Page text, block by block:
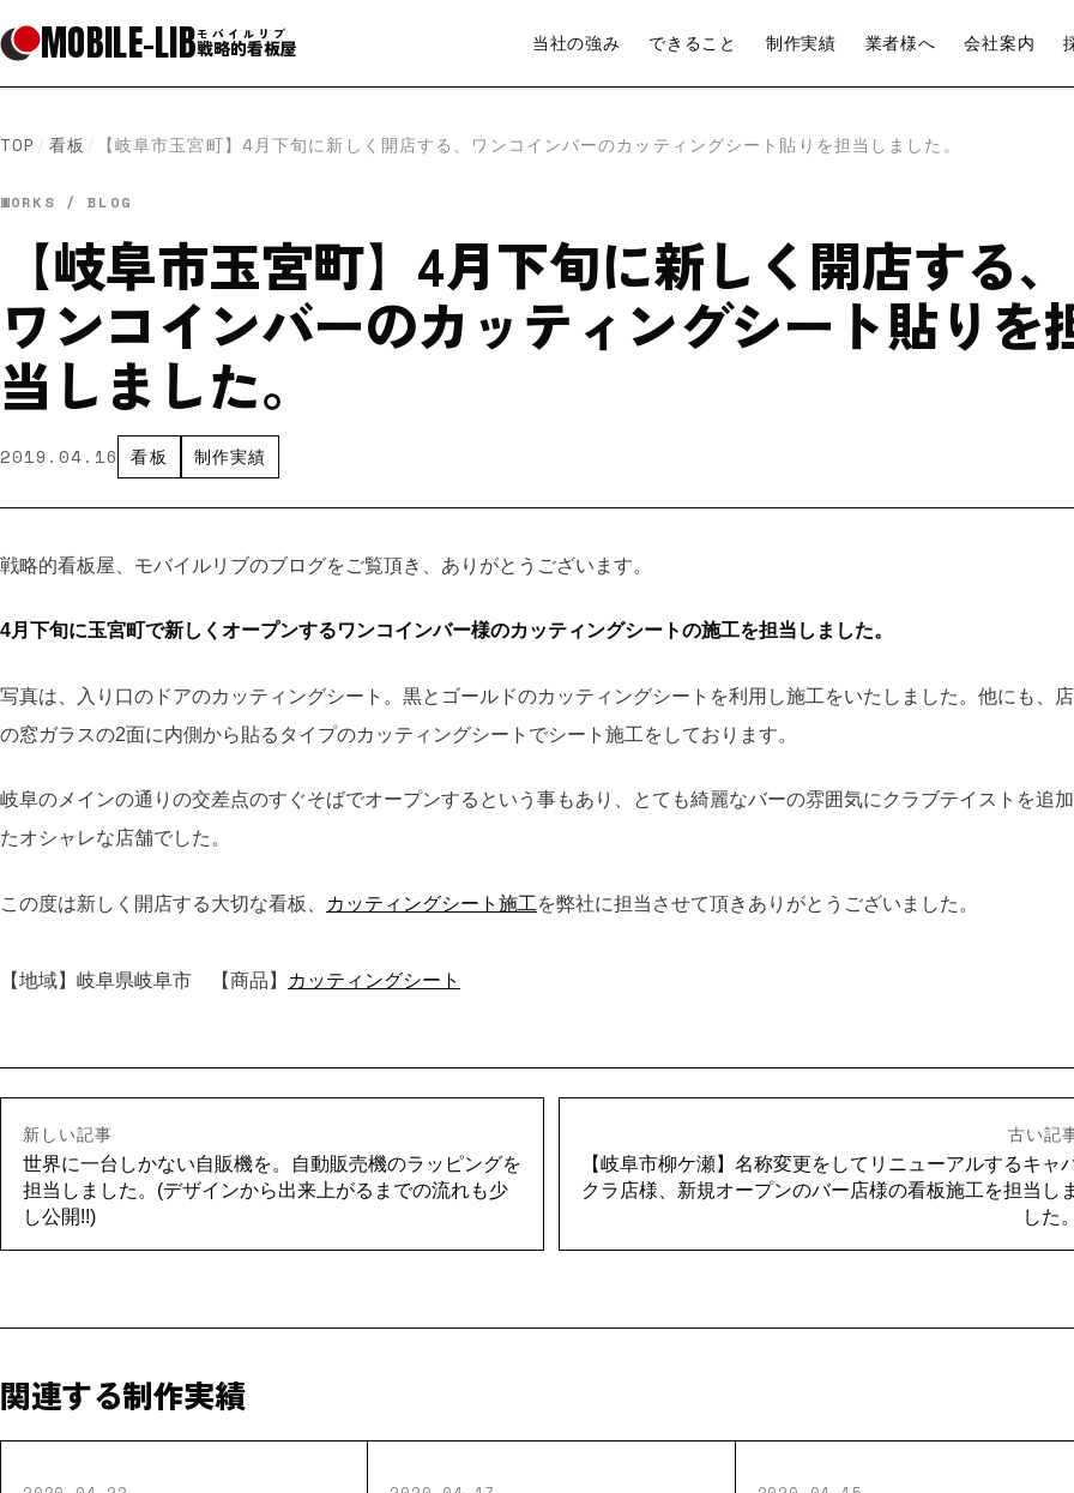
MOBILE-LIBモバイルリブ
戦略的看板屋 当社の強み できること 制作実績 業者様へ 会社案内
TOP / 看板 / 【岐阜市玉宮町】4月下旬に新しく開店する、ワンコインバーのカッティングシート貼りを担当しました。
WORKS / BLOG
【岐阜市玉宮町】4月下旬に新しく開店する、
ワンコインバーのカッティングシート貼りを
当しました。
2019.04.16 看板 制作実績
戦略的看板屋、モバイルリブのブログをご覧頂き、ありがとうございます。
4月下旬に玉宮町で新しくオープンするワンコインバー様のカッティングシートの施工を担当しました。
写真は、入り口のドアのカッティングシート。黒とゴールドのカッティングシートを利用し施工をいたしました。他にも、
の窓ガラスの2面に内側から貼るタイプのカッティングシートでシート施工をしております。
岐阜のメインの通りの交差点のすぐそばでオープンするという事もあり、とても綺麗なバーの雰囲気にクラブテイストを追
たオシャレな店舗でした。
この度は新しく開店する大切な看板、 カッティングシート施工を弊社に担当させて頂きありがとうございました。
【地域】岐阜県岐阜市 【商品】 カッティングシート
新しい記事
世界に一台しかない自販機を。自動販売機のラッピングを
担当しました。(デザインから出来上がるまでの流れも少
し公開!!)
古い記
【岐阜市柳ケ瀬】名称変更をしてリニューアルするキャ
クラ店様、新規オープンのバー店様の看板施工を担当し
した
関連する制作実績